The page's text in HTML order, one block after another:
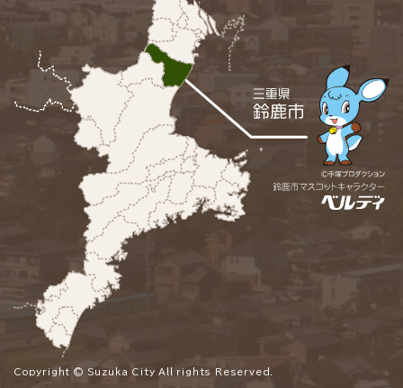
Copyright © Suzuka City All rights Reserved.